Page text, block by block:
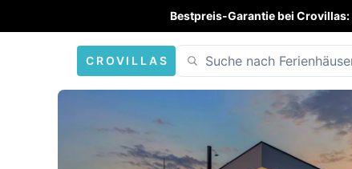
Bestpreis-Garantie bei Crovillas:
CROVILLAS